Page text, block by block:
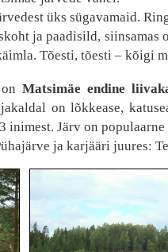
üks sügavamaid.
ja paadisild,
Tõesti, tõesti – kõigi
Matsimäe endine
on lõkkease,
inimest. Järv on
ja karjääri juures: